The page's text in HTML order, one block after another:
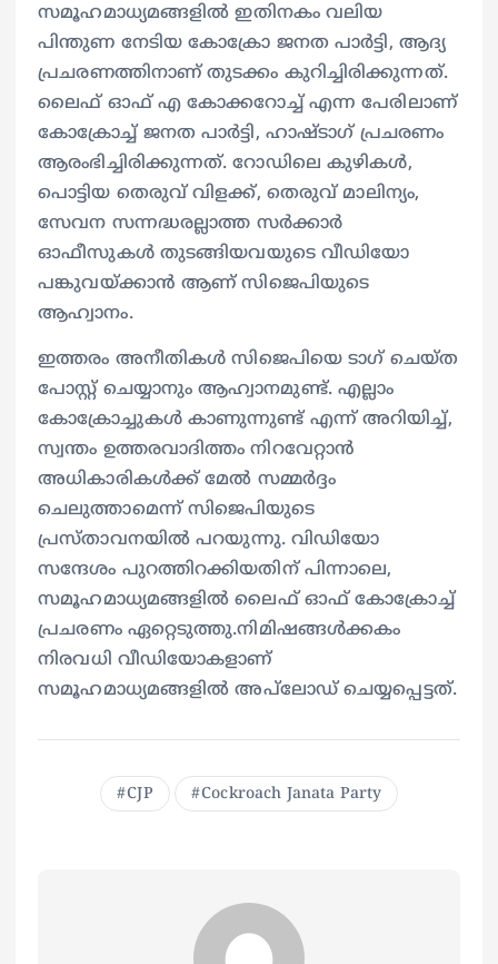
സമൂഹമാധ്യമങ്ങളിൽ ഇതിനകം വലിയ
പിന്തുണ നേടിയ കോക്രോ ജനത പാർട്ടി, ആദ്യ
പ്രചരണത്തിനാണ് തുടക്കം കുറിച്ചിരിക്കുന്നത്.
ലൈഫ് ഓഫ് എ കോക്കറോച്ച് എന്ന പേരിലാണ്
കോക്രോച്ച് ജനത പാർട്ടി, ഹാഷ്ടാഗ് പ്രചരണം
ആരംഭിച്ചിരിക്കുന്നത്. റോഡിലെ കുഴികൾ,
പൊട്ടിയ തെരുവ് വിളക്ക്, തെരുവ് മാലിന്യം,
സേവന സന്നദ്ധരല്ലാത്ത സർക്കാർ
ഓഫീസുകൾ തുടങ്ങിയവയുടെ വീഡിയോ
പങ്കുവയ്ക്കാൻ ആണ് സിജെപിയുടെ
ആഹ്വാനം.
ഇത്തരം അനീതികൾ സിജെപിയെ ടാഗ് ചെയ്ത
പോസ്റ്റ് ചെയ്യാനും ആഹ്വാനമുണ്ട്. എല്ലാം
കോക്രോച്ചുകൾ കാണുന്നുണ്ട് എന്ന് അറിയിച്ച്,
സ്വന്തം ഉത്തരവാദിത്തം നിറവേറ്റാൻ
അധികാരികൾക്ക് മേൽ സമ്മർദ്ദം
ചെലുത്താമെന്ന് സിജെപിയുടെ
പ്രസ്താവനയിൽ പറയുന്നു. വിഡിയോ
സന്ദേശം പുറത്തിറക്കിയതിന് പിന്നാലെ,
സമൂഹമാധ്യമങ്ങളിൽ ലൈഫ് ഓഫ് കോക്രോച്ച്
പ്രചരണം ഏറ്റെടുത്തു.നിമിഷങ്ങൾക്കകം
നിരവധി വീഡിയോകളാണ്
സമൂഹമാധ്യമങ്ങളിൽ അപ്‌ലോഡ് ചെയ്യപ്പെട്ടത്.
CJP Cockroach Janata Party